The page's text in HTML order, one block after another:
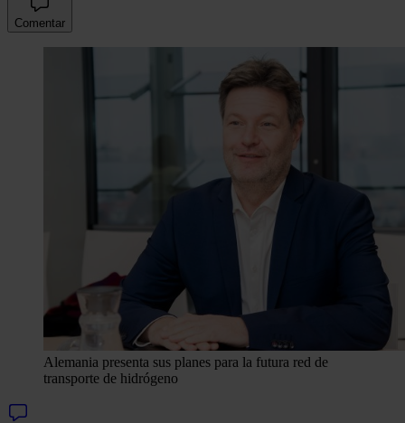
Comentar
Alemania presenta sus planes para la futura red de
transporte de hidrógeno